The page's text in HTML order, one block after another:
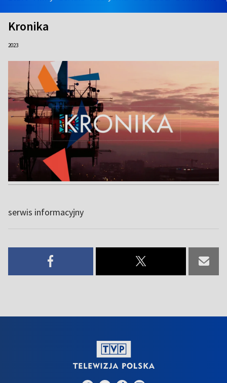
Kronika
2023
serwis informacyjny